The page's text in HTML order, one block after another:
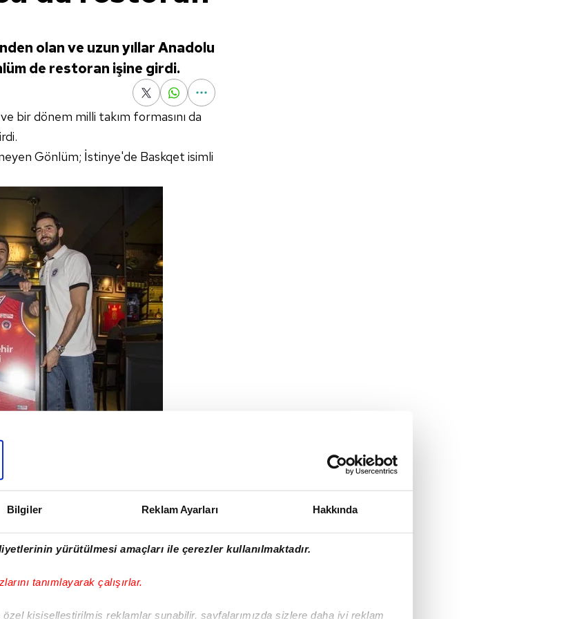
Bilgiler Reklam Ayarları Hakkında
yürütülmesi amaçları ile çerezler kullanılmaktadır.
tanımlayarak çalışırlar.
kişiselleştirilmiş reklamlar sunabilir, sayfalarımızda sizlere daha iyi reklam
olan ve uzun yıllar Anadolu
de restoran işine girdi.
bir dönem milli takım formasını da
Gönlüm; İstinye'de Baskqet isimli
şu anda formasını giydiği Bahçeşehir